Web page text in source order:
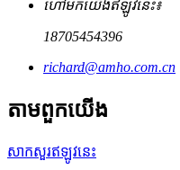
ហៅមកយើងឥឡូវនេះ៖
18705454396
richard@amho.com.cn
តាម​ពួក​យើង
សាកសួរឥឡូវនេះ